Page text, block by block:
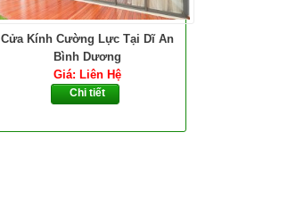
Cửa Kính Cường Lực Tại Dĩ An
Bình Dương
Giá: Liên Hệ
Chi tiết